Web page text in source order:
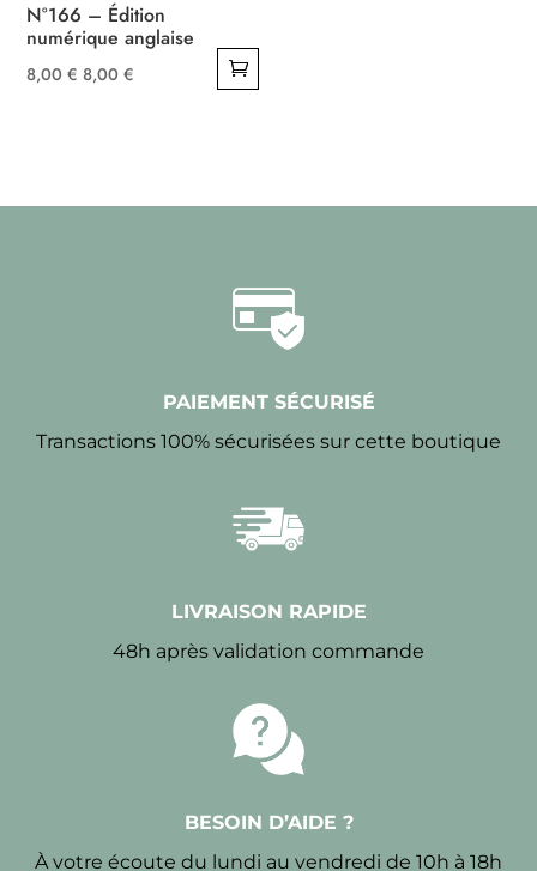
N°166 – Édition
numérique anglaise
8,00€ 8,00€
PAIEMENT SÉCURISÉ
Transactions 100% sécurisées sur cette boutique
LIVRAISON RAPIDE
48h après validation commande
BESOIN D’AIDE ?
À votre écoute du lundi au vendredi de 10h à 18h